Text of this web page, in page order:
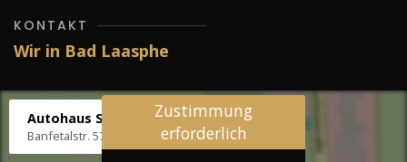
KONTAKT
Wir in Bad Laasphe
Autohaus Stenger
Banfetalstr. 57, 57334 Bad Laasphe
Zustimmung
erforderlich